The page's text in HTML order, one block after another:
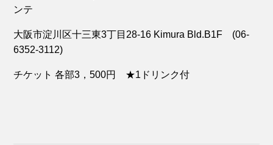
ンテ
大阪市淀川区十三東3丁目28-16 Kimura Bld.B1F (06-
6352-3112)
チケット 各部3，500円 ★1ドリンク付